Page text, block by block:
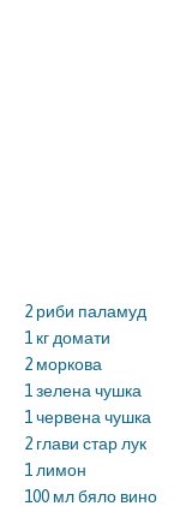
2 риби паламуд
1 кг домати
2 моркова
1 зелена чушка
1 червена чушка
2 глави стар лук
1 лимон
100 мл бяло вино